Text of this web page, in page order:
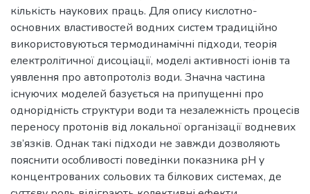
кількість наукових праць. Для опису кислотно-
основних властивостей водних систем традиційно
використовуються термодинамічні підходи, теорія
електролітичної дисоціації, моделі активності іонів та
уявлення про автопротоліз води. Значна частина
існуючих моделей базується на припущенні про
однорідність структури води та незалежність процесів
переносу протонів від локальної організації водневих
зв’язків. Однак такі підходи не завжди дозволяють
пояснити особливості поведінки показника рН у
концентрованих сольових та білкових системах, де